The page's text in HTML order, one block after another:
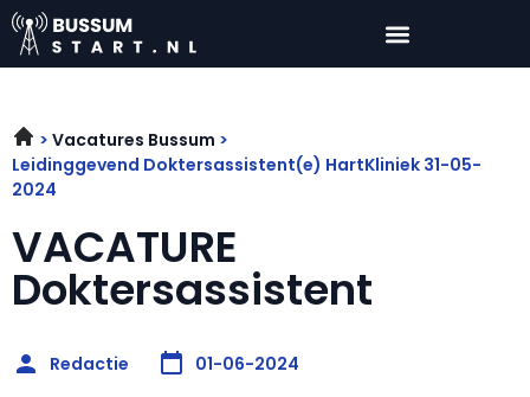
Vacatures Bussum
Leidinggevend Doktersassistent(e) HartKliniek 31-05-
2024
VACATURE
Doktersassistent
Redactie 01-06-2024